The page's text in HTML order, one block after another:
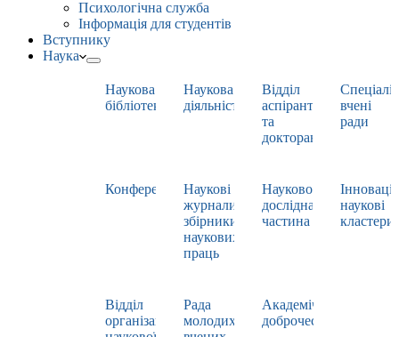
Психологічна служба
Інформація для студентів
Вступнику
Наука
Наукова
бібліотека
Наукова
діяльність
Відділ
аспірантури
та
докторантури
вчені
ради
Конференції
Наукові
журнали,
збірники
наукових
праць
Науково-
дослідна
частина
наукові
кластери
Відділ
організації
Рада
молодих
Академічна
доброчесність